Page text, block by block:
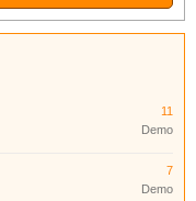
11
Demo
7
Demo